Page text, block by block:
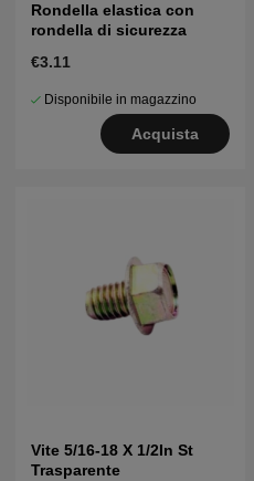
Rondella elastica con
rondella di sicurezza
€3.11
Disponibile in magazzino
Acquista
Vite 5/16-18 X 1/2In St
Trasparente